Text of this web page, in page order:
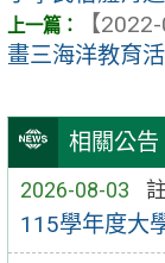
相關公告
2026-08-03
115學年度大
【
畫三海洋教育